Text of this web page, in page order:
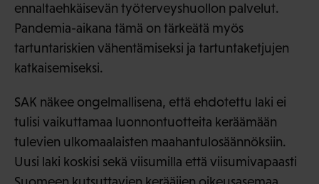
ennaltaehkäisevän työterveyshuollon palvelut.
Pandemia-aikana tämä on tärkeätä myös
tartuntariskien vähentämiseksi ja tartuntaketjujen
katkaisemiseksi.
SAK näkee ongelmallisena, että ehdotettu laki ei
tulisi vaikuttamaa luonnontuotteita keräämään
tulevien ulkomaalaisten maahantulosäännöksiin.
Uusi laki koskisi sekä viisumilla että viisumivapaasti